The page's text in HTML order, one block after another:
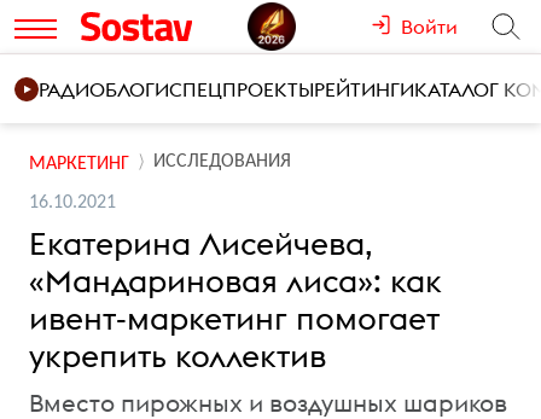
Войти
РАДИОБЛОГИСПЕЦПРОЕКТЫРЕЙТИНГИКАТАЛОГ
МАРКЕТИНГ ИССЛЕДОВАНИЯ
16.10.2021
Екатерина Лисейчева,
«Мандариновая лиса»: как
ивент-маркетинг помогает
укрепить коллектив
Вместо пирожных и воздушных шариков